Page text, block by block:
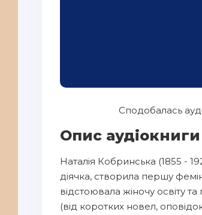
Сподобалась
Опис
Наталія Кобринська (1855 -
діячка, створила першу
відстоювала жіночу освіту
(від коротких новел,